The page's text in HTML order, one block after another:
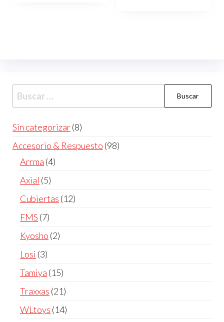
Buscar:
Sin categorizar 88
productos
Accesorio & Respuesto 9898
Arrma 44
Axial 55
productos
Cubiertas 1212
FMS 77
productos
Kyosho 22
Losi 33
productos
Tamiya 1515
productos
Traxxas 2121
productos
WLtoys 1414